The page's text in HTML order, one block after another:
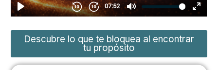
Descubre lo que te bloquea al encontrar
tu propósito